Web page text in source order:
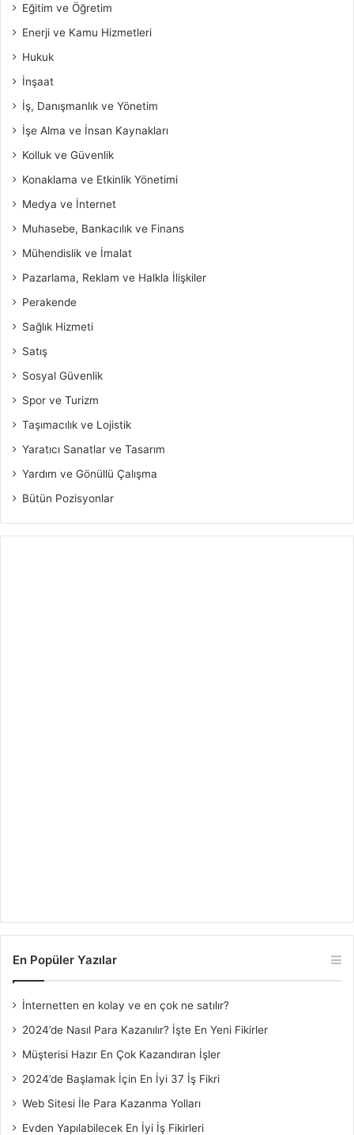
Eğitim ve Öğretim
Enerji ve Kamu Hizmetleri
Hukuk
İnşaat
İş, Danışmanlık ve Yönetim
İşe Alma ve İnsan Kaynakları
Kolluk ve Güvenlik
Konaklama ve Etkinlik Yönetimi
Medya ve İnternet
Muhasebe, Bankacılık ve Finans
Mühendislik ve İmalat
Pazarlama, Reklam ve Halkla İlişkiler
Perakende
Sağlık Hizmeti
Satış
Sosyal Güvenlik
Spor ve Turizm
Taşımacılık ve Lojistik
Yaratıcı Sanatlar ve Tasarım
Yardım ve Gönüllü Çalışma
Bütün Pozisyonlar
En Popüler Yazılar
İnternetten en kolay ve en çok ne satılır?
2024’de Nasıl Para Kazanılır? İşte En Yeni Fikirler
Müşterisi Hazır En Çok Kazandıran İşler
2024’de Başlamak İçin En İyi 37 İş Fikri
Web Sitesi İle Para Kazanma Yolları
Evden Yapılabilecek En İyi İş Fikirleri